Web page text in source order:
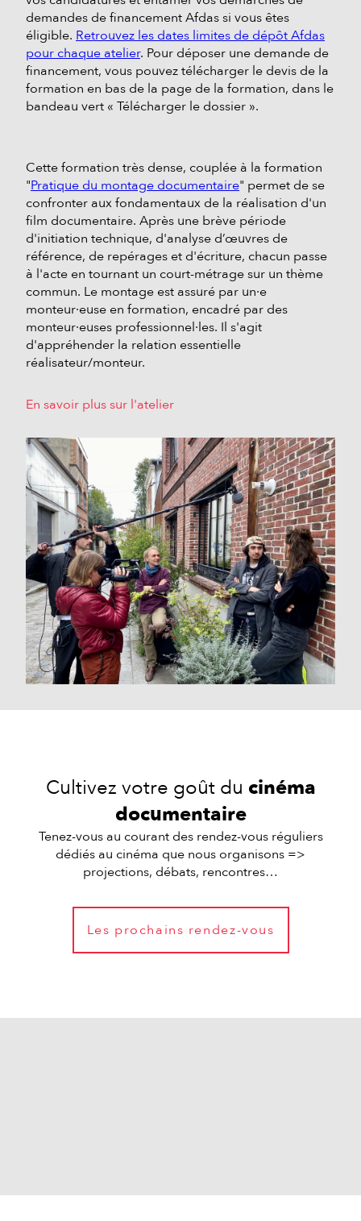
demandes de financement Afdas si vous êtes
éligible. Retrouvez les dates limites de dépôt Afdas
pour chaque atelier. Pour déposer une demande de
financement, vous pouvez télécharger le devis de la
formation en bas de la page de la formation, dans le
bandeau vert « Télécharger le dossier ».
Cette formation très dense, couplée à la formation
"Pratique du montage documentaire" permet de se
confronter aux fondamentaux de la réalisation d'un
film documentaire. Après une brève période
d'initiation technique, d'analyse d’œuvres de
référence, de repérages et d'écriture, chacun passe
à l'acte en tournant un court-métrage sur un thème
commun. Le montage est assuré par un·e
monteur·euse en formation, encadré par des
monteur·euses professionnel·les. Il s'agit
d'appréhender la relation essentielle
réalisateur/monteur.
En savoir plus sur l'atelier
Cultivez votre goût du cinéma
documentaire
Tenez-vous au courant des rendez-vous réguliers
dédiés au cinéma que nous organisons =>
projections, débats, rencontres…
Les prochains rendez-vous